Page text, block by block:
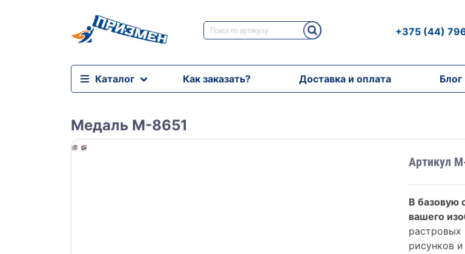
+375 (44)
Каталог Как заказать? Доставка и оплата Блог
Медаль M-8651
Артикул
В базовую
вашего
растровых
рисунков и